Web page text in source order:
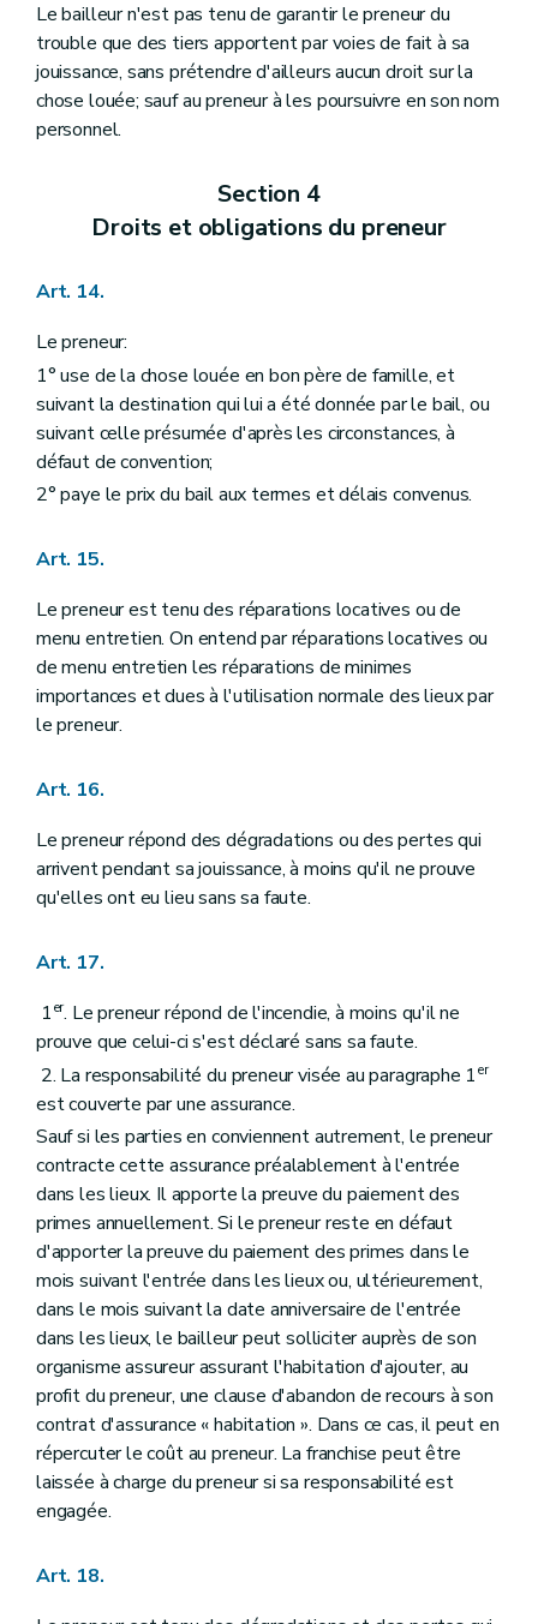
Le bailleur n'est pas tenu de garantir le preneur du
trouble que des tiers apportent par voies de fait à sa
jouissance, sans prétendre d'ailleurs aucun droit sur la
chose louée; sauf au preneur à les poursuivre en son nom
personnel.
Section 4
Droits et obligations du preneur
Art. 14.
Le preneur:
1° use de la chose louée en bon père de famille, et
suivant la destination qui lui a été donnée par le bail, ou
suivant celle présumée d'après les circonstances, à
défaut de convention;
2° paye le prix du bail aux termes et délais convenus.
Art. 15.
Le preneur est tenu des réparations locatives ou de
menu entretien. On entend par réparations locatives ou
de menu entretien les réparations de minimes
importances et dues à l'utilisation normale des lieux par
le preneur.
Art. 16.
Le preneur répond des dégradations ou des pertes qui
arrivent pendant sa jouissance, à moins qu'il ne prouve
qu'elles ont eu lieu sans sa faute.
Art. 17.
1er. Le preneur répond de l'incendie, à moins qu'il ne
prouve que celui-ci s'est déclaré sans sa faute.
2. La responsabilité du preneur visée au paragraphe 1er
est couverte par une assurance.
Sauf si les parties en conviennent autrement, le preneur
contracte cette assurance préalablement à l'entrée
dans les lieux. Il apporte la preuve du paiement des
primes annuellement. Si le preneur reste en défaut
d'apporter la preuve du paiement des primes dans le
mois suivant l'entrée dans les lieux ou, ultérieurement,
dans le mois suivant la date anniversaire de l'entrée
dans les lieux, le bailleur peut solliciter auprès de son
organisme assureur assurant l'habitation d'ajouter, au
profit du preneur, une clause d'abandon de recours à son
contrat d'assurance « habitation ». Dans ce cas, il peut en
répercuter le coût au preneur. La franchise peut être
laissée à charge du preneur si sa responsabilité est
engagée.
Art. 18.